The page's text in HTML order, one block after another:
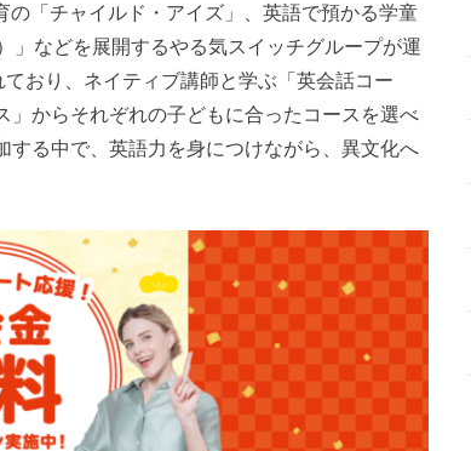
「チャイルド・アイズ」、英語で預かる学童
などを展開するやる気スイッチグループが運
おり、ネイティブ講師と学ぶ「英会話コー
からそれぞれの子どもに合ったコースを選べ
る中で、英語力を身につけながら、異文化へ